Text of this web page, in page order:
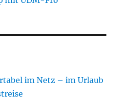
im Netz – im Urlaub